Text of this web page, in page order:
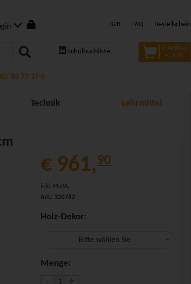
B2B FAQ Bestellschein
Schulbuchliste 0 Artikel
€ 0,00
83 77 37-0
Technik Lehrmittel
€ 961,90
inkl. MwSt.
Art.: 320782
Holz-Dekor:
Bitte wählen Sie
Menge: